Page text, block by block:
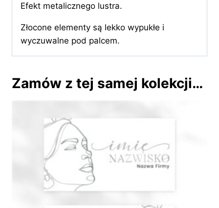
Efekt metalicznego lustra.
Złocone elementy są lekko wypukłe i
wyczuwalne pod palcem.
Zamów z tej samej kolekcji…